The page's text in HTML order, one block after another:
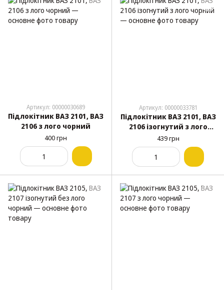
Артикул: 00000030689
Підлокітник ВАЗ 2101, ВАЗ
2106 з лого чорний
400 грн
Артикул: 00000033781
Підлокітник ВАЗ 2101, ВАЗ
2106 ізогнутий з лого
чорний
439 грн